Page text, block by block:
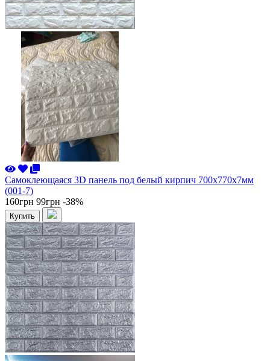
Самоклеющаяся 3D панель под белый кирпич 700x770x7мм
(001-7)
160грн 99грн -38%
Купить